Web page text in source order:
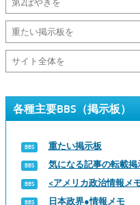
各種主要BBS（掲示板）
重たい掲示板
気になる記事の転載掲
<アメリカ政治情報メ
日本政界●情報メモ